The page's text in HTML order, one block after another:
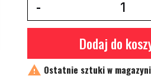
Dodaj do
 Ostatnie sztuki w